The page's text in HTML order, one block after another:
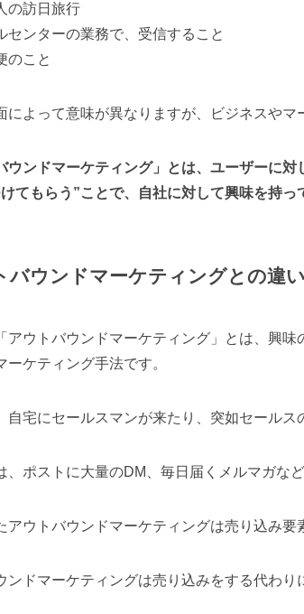
の訪日旅行
ンターの業務で、受信すること
のこと
によって意味が異なりますが、ビジネスや
ウンドマーケティング」とは、ユーザーに
てもらう”ことで、自社に対して興味を持
バウンドマーケティングとの違い
アウトバウンドマーケティング」とは、興
ーケティング手法です。
自宅にセールスマンが来たり、突如セールス
、ポストに大量のDM、毎日届くメルマガなど
アウトバウンドマーケティングは売り込み
ンドマーケティングは売り込みをする代わり